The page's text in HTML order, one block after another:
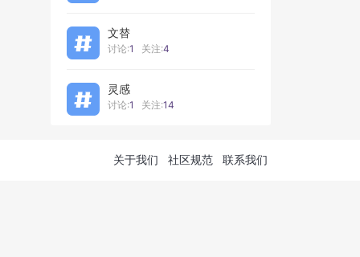
文替
讨论:1 关注:4
灵感
讨论:1 关注:14
关于我们 社区规范 联系我们